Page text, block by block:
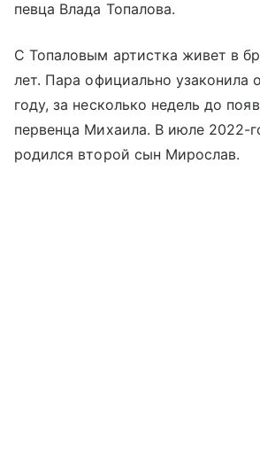
певца Влада Топалова.
С Топаловым артистка живет в
лет. Пара официально узаконила
году, за несколько недель до
первенца Михаила. В июле 2022-
родился второй сын Мирослав.